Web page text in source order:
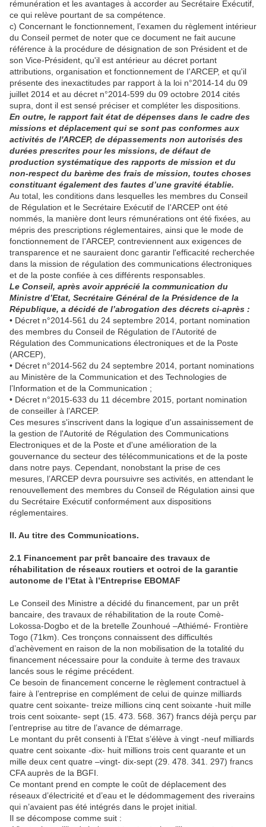
rémunération et les avantages à accorder au Secrétaire Exécutif,
ce qui relève pourtant de sa compétence.
c) Concernant le fonctionnement, l’examen du règlement intérieur
du Conseil permet de noter que ce document ne fait aucune
référence à la procédure de désignation de son Président et de
son Vice-Président, qu'il est antérieur au décret portant
attributions, organisation et fonctionnement de I'ARCEP, et qu'il
présente des inexactitudes par rapport à la loi n°2014-14 du 09
juillet 2014 et au décret n°2014-599 du 09 octobre 2014 cités
supra, dont il est sensé préciser et compléter les dispositions.
En outre, le rapport fait état de dépenses dans le cadre des
missions et déplacement qui se sont pas conformes aux
activités de l'ARCEP, de dépassements non autorisés des
durées prescrites pour les missions, de défaut de
production systématique des rapports de mission et du
non-respect du barème des frais de mission, toutes choses
constituant également des fautes d’une gravité établie.
Au total, les conditions dans lesquelles les membres du Conseil
de Régulation et le Secrétaire Exécutif de I'ARCEP ont été
nommés, la manière dont leurs rémunérations ont été fixées, au
mépris des prescriptions réglementaires, ainsi que le mode de
fonctionnement de I'ARCEP, contreviennent aux exigences de
transparence et ne sauraient donc garantir l'efficacité recherchée
dans la mission de régulation des communications électroniques
et de la poste confiée à ces différents responsables.
Le Conseil, après avoir apprécié la communication du
Ministre d’Etat, Secrétaire Général de la Présidence de la
République, a décidé de l’abrogation des décrets ci-après :
• Décret n°2014-561 du 24 septembre 2014, portant nomination
des membres du Conseil de Régulation de l’Autorité de
Régulation des Communications électroniques et de la Poste
(ARCEP),
• Décret n°2014-562 du 24 septembre 2014, portant nominations
au Ministère de la Communication et des Technologies de
l’Information et de la Communication ;
• Décret n°2015-633 du 11 décembre 2015, portant nomination
de conseiller à l’ARCEP.
Ces mesures s'inscrivent dans la logique d'un assainissement de
la gestion de l'Autorité de Régulation des Communications
Electroniques et de la Poste et d'une amélioration de la
gouvernance du secteur des télécommunications et de la poste
dans notre pays. Cependant, nonobstant la prise de ces
mesures, l’ARCEP devra poursuivre ses activités, en attendant le
renouvellement des membres du Conseil de Régulation ainsi que
du Secrétaire Exécutif conformément aux dispositions
réglementaires.
II. Au titre des Communications.
2.1 Financement par prêt bancaire des travaux de
réhabilitation de réseaux routiers et octroi de la garantie
autonome de l’Etat à l’Entreprise EBOMAF
Le Conseil des Ministre a décidé du financement, par un prêt
bancaire, des travaux de réhabilitation de la route Comè-
Lokossa-Dogbo et de la bretelle Zounhoué –Athiémé- Frontière
Togo (71km). Ces tronçons connaissent des difficultés
d’achèvement en raison de la non mobilisation de la totalité du
financement nécessaire pour la conduite à terme des travaux
lancés sous le régime précédent.
Ce besoin de financement concerne le règlement contractuel à
faire à l’entreprise en complément de celui de quinze milliards
quatre cent soixante- treize millions cinq cent soixante -huit mille
trois cent soixante- sept (15. 473. 568. 367) francs déjà perçu par
l’entreprise au titre de l’avance de démarrage.
Le montant du prêt consenti à l’Etat s’élève à vingt -neuf milliards
quatre cent soixante -dix- huit millions trois cent quarante et un
mille deux cent quatre –vingt- dix-sept (29. 478. 341. 297) francs
CFA auprès de la BGFI.
Ce montant prend en compte le coût de déplacement des
réseaux d’électricité et d’eau et le dédommagement des riverains
qui n’avaient pas été intégrés dans le projet initial.
Il se décompose comme suit :